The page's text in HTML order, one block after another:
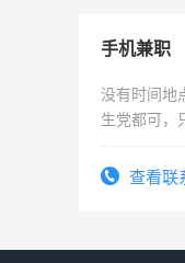
手机兼职
没有时间地
生党都可，
勤快的四五
查看联